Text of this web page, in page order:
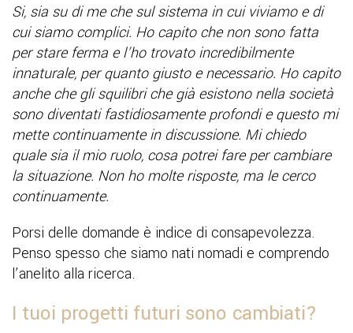
Si, sia su di me che sul sistema in cui viviamo e di
cui siamo complici. Ho capito che non sono fatta
per stare ferma e l’ho trovato incredibilmente
innaturale, per quanto giusto e necessario. Ho capito
anche che gli squilibri che già esistono nella società
sono diventati fastidiosamente profondi e questo mi
mette continuamente in discussione. Mi chiedo
quale sia il mio ruolo, cosa potrei fare per cambiare
la situazione. Non ho molte risposte, ma le cerco
continuamente.
Porsi delle domande è indice di consapevolezza.
Penso spesso che siamo nati nomadi e comprendo
l’anelito alla ricerca.
I tuoi progetti futuri sono cambiati?